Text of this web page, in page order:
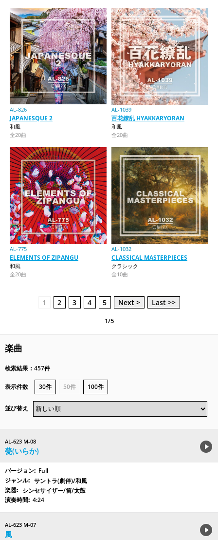
AL-826
JAPANESQUE 2
和風
全20曲
AL-1039
百花繚乱 HYAKKARYORAN
和風
全20曲
AL-775
ELEMENTS OF ZIPANGU
和風
全20曲
AL-1032
CLASSICAL MASTERPIECES
クラシック
全10曲
1 2 3 4 5 Next > Last >>
1/5
楽曲
検索結果：457件
表示件数 30件 50件 100件
並び替え
AL-623 M-08
甍(いらか)
Full
サントラ(劇伴)/和風
シンセサイザー/笛/太鼓
4:24
AL-623 M-07
風